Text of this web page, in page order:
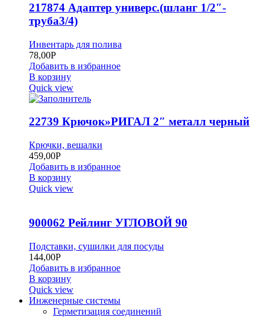
217874 Адаптер универс.(шланг 1/2″-
труба3/4)
Инвентарь для полива
78,00Р
Добавить в избранное
В корзину
Quick view
22739 Крючок»РИГАЛ 2″ металл черный
Крючки, вешалки
459,00Р
Добавить в избранное
В корзину
Quick view
900062 Рейлинг УГЛОВОЙ 90
Подставки, сушилки для посуды
144,00Р
Добавить в избранное
В корзину
Quick view
Инженерные системы
Герметизация соединений